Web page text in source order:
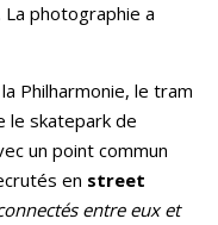
La photographie a
Philharmonie, le tram
le skatepark de
un point commun
en street
entre eux et